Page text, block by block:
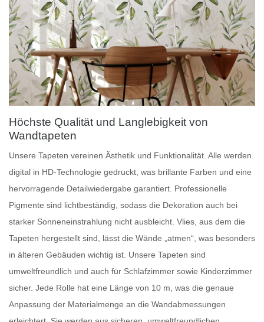
Höchste Qualität und Langlebigkeit von
Wandtapeten
Unsere Tapeten vereinen Ästhetik und Funktionalität. Alle werden
digital in HD-Technologie gedruckt, was brillante Farben und eine
hervorragende Detailwiedergabe garantiert. Professionelle
Pigmente sind lichtbeständig, sodass die Dekoration auch bei
starker Sonneneinstrahlung nicht ausbleicht. Vlies, aus dem die
Tapeten hergestellt sind, lässt die Wände „atmen“, was besonders
in älteren Gebäuden wichtig ist. Unsere Tapeten sind
umweltfreundlich und auch für Schlafzimmer sowie Kinderzimmer
sicher. Jede Rolle hat eine Länge von 10 m, was die genaue
Anpassung der Materialmenge an die Wandabmessungen